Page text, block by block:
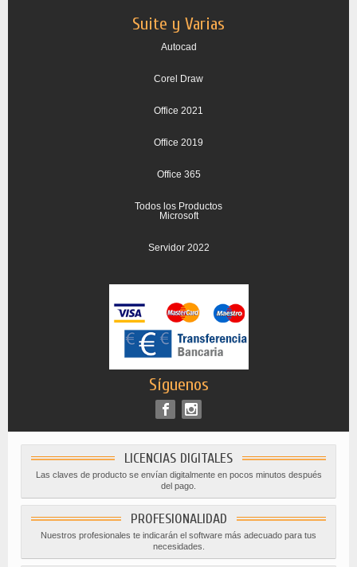
Suite y Varias
Autocad
Corel Draw
Office 2021
Office 2019
Office 365
Todos los Productos
Microsoft
Servidor 2022
Síguenos
LICENCIAS DIGITALES
Las claves de producto se envían digitalmente en pocos minutos después
del pago.
PROFESIONALIDAD
Nuestros profesionales te indicarán el software más adecuado para tus
necesidades.